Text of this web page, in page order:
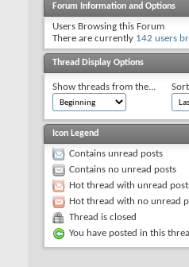
Forum Information and Options
Users Browsing this Forum
There are currently 142 users
Thread Display Options
Show threads from the...
Icon Legend
Contains unread posts
Contains no unread posts
Hot thread with unread
Hot thread with no unread
Thread is closed
You have posted in this